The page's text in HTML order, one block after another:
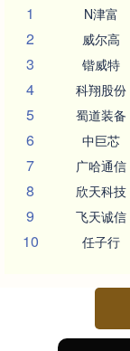
1
N津富
2 威尔高
3 锴威特
4 科翔股份
5 蜀道装备
6 中巨芯
7 广哈通信
8 欣天科技
9 飞天诚信
10 任子行